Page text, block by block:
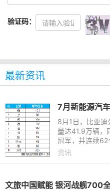
验证码：
最新资讯
8月1日，比亚
量达41.9万辆，
冠军，并连续62
首位。这份强劲
资讯
文旅中国赋能 银河战舰700